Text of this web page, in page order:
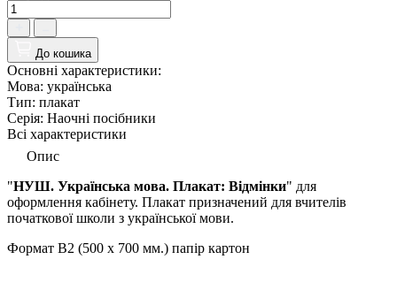
До кошика
Основні характеристики:
Мова: українська
Тип: плакат
Серія: Наочні посібники
Всі характеристики
Опис
"НУШ. Українська мова. Плакат: Відмінки" для
оформлення кабінету. Плакат призначений для вчителів
початковоїшколи з української мови.
Формат В2 (500 х 700 мм.) папір картон